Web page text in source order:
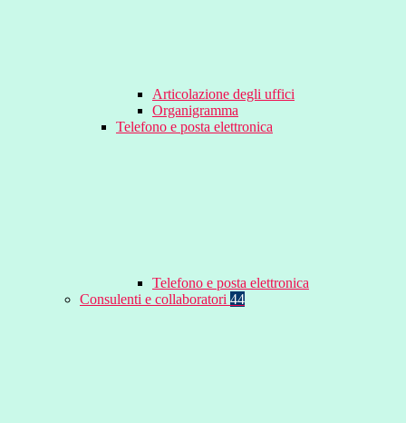
Articolazione degli uffici
Organigramma
Telefono e posta elettronica
Telefono e posta elettronica
Consulenti e collaboratori 44